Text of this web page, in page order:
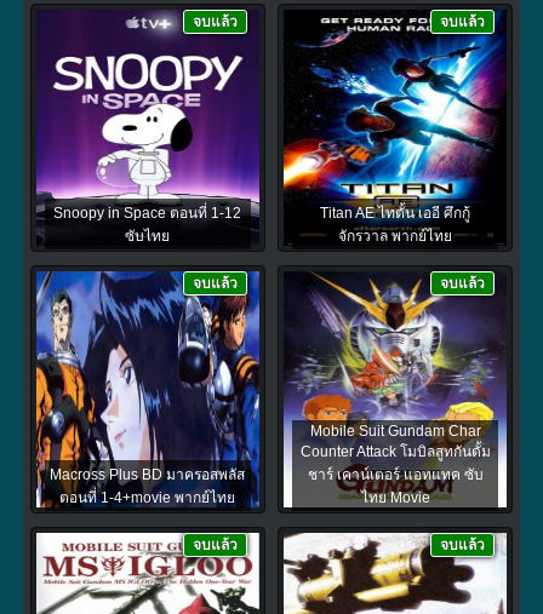
Snoopy in Space ตอนที่ 1-12
ซับไทย
จบแล้ว
Titan AE ไทตั้น เออี ศึกกู้
จักรวาล พากย์ไทย
จบแล้ว
Macross Plus BD มาครอสพลัส
ตอนที่ 1-4+movie พากย์ไทย
จบแล้ว
Mobile Suit Gundam Char
Counter Attack โมบิลสูทกันดั้ม
ชาร์ เคาน์เตอร์ แอทแทค ซับ
ไทย Movie
จบแล้ว
จบแล้ว จบแล้ว